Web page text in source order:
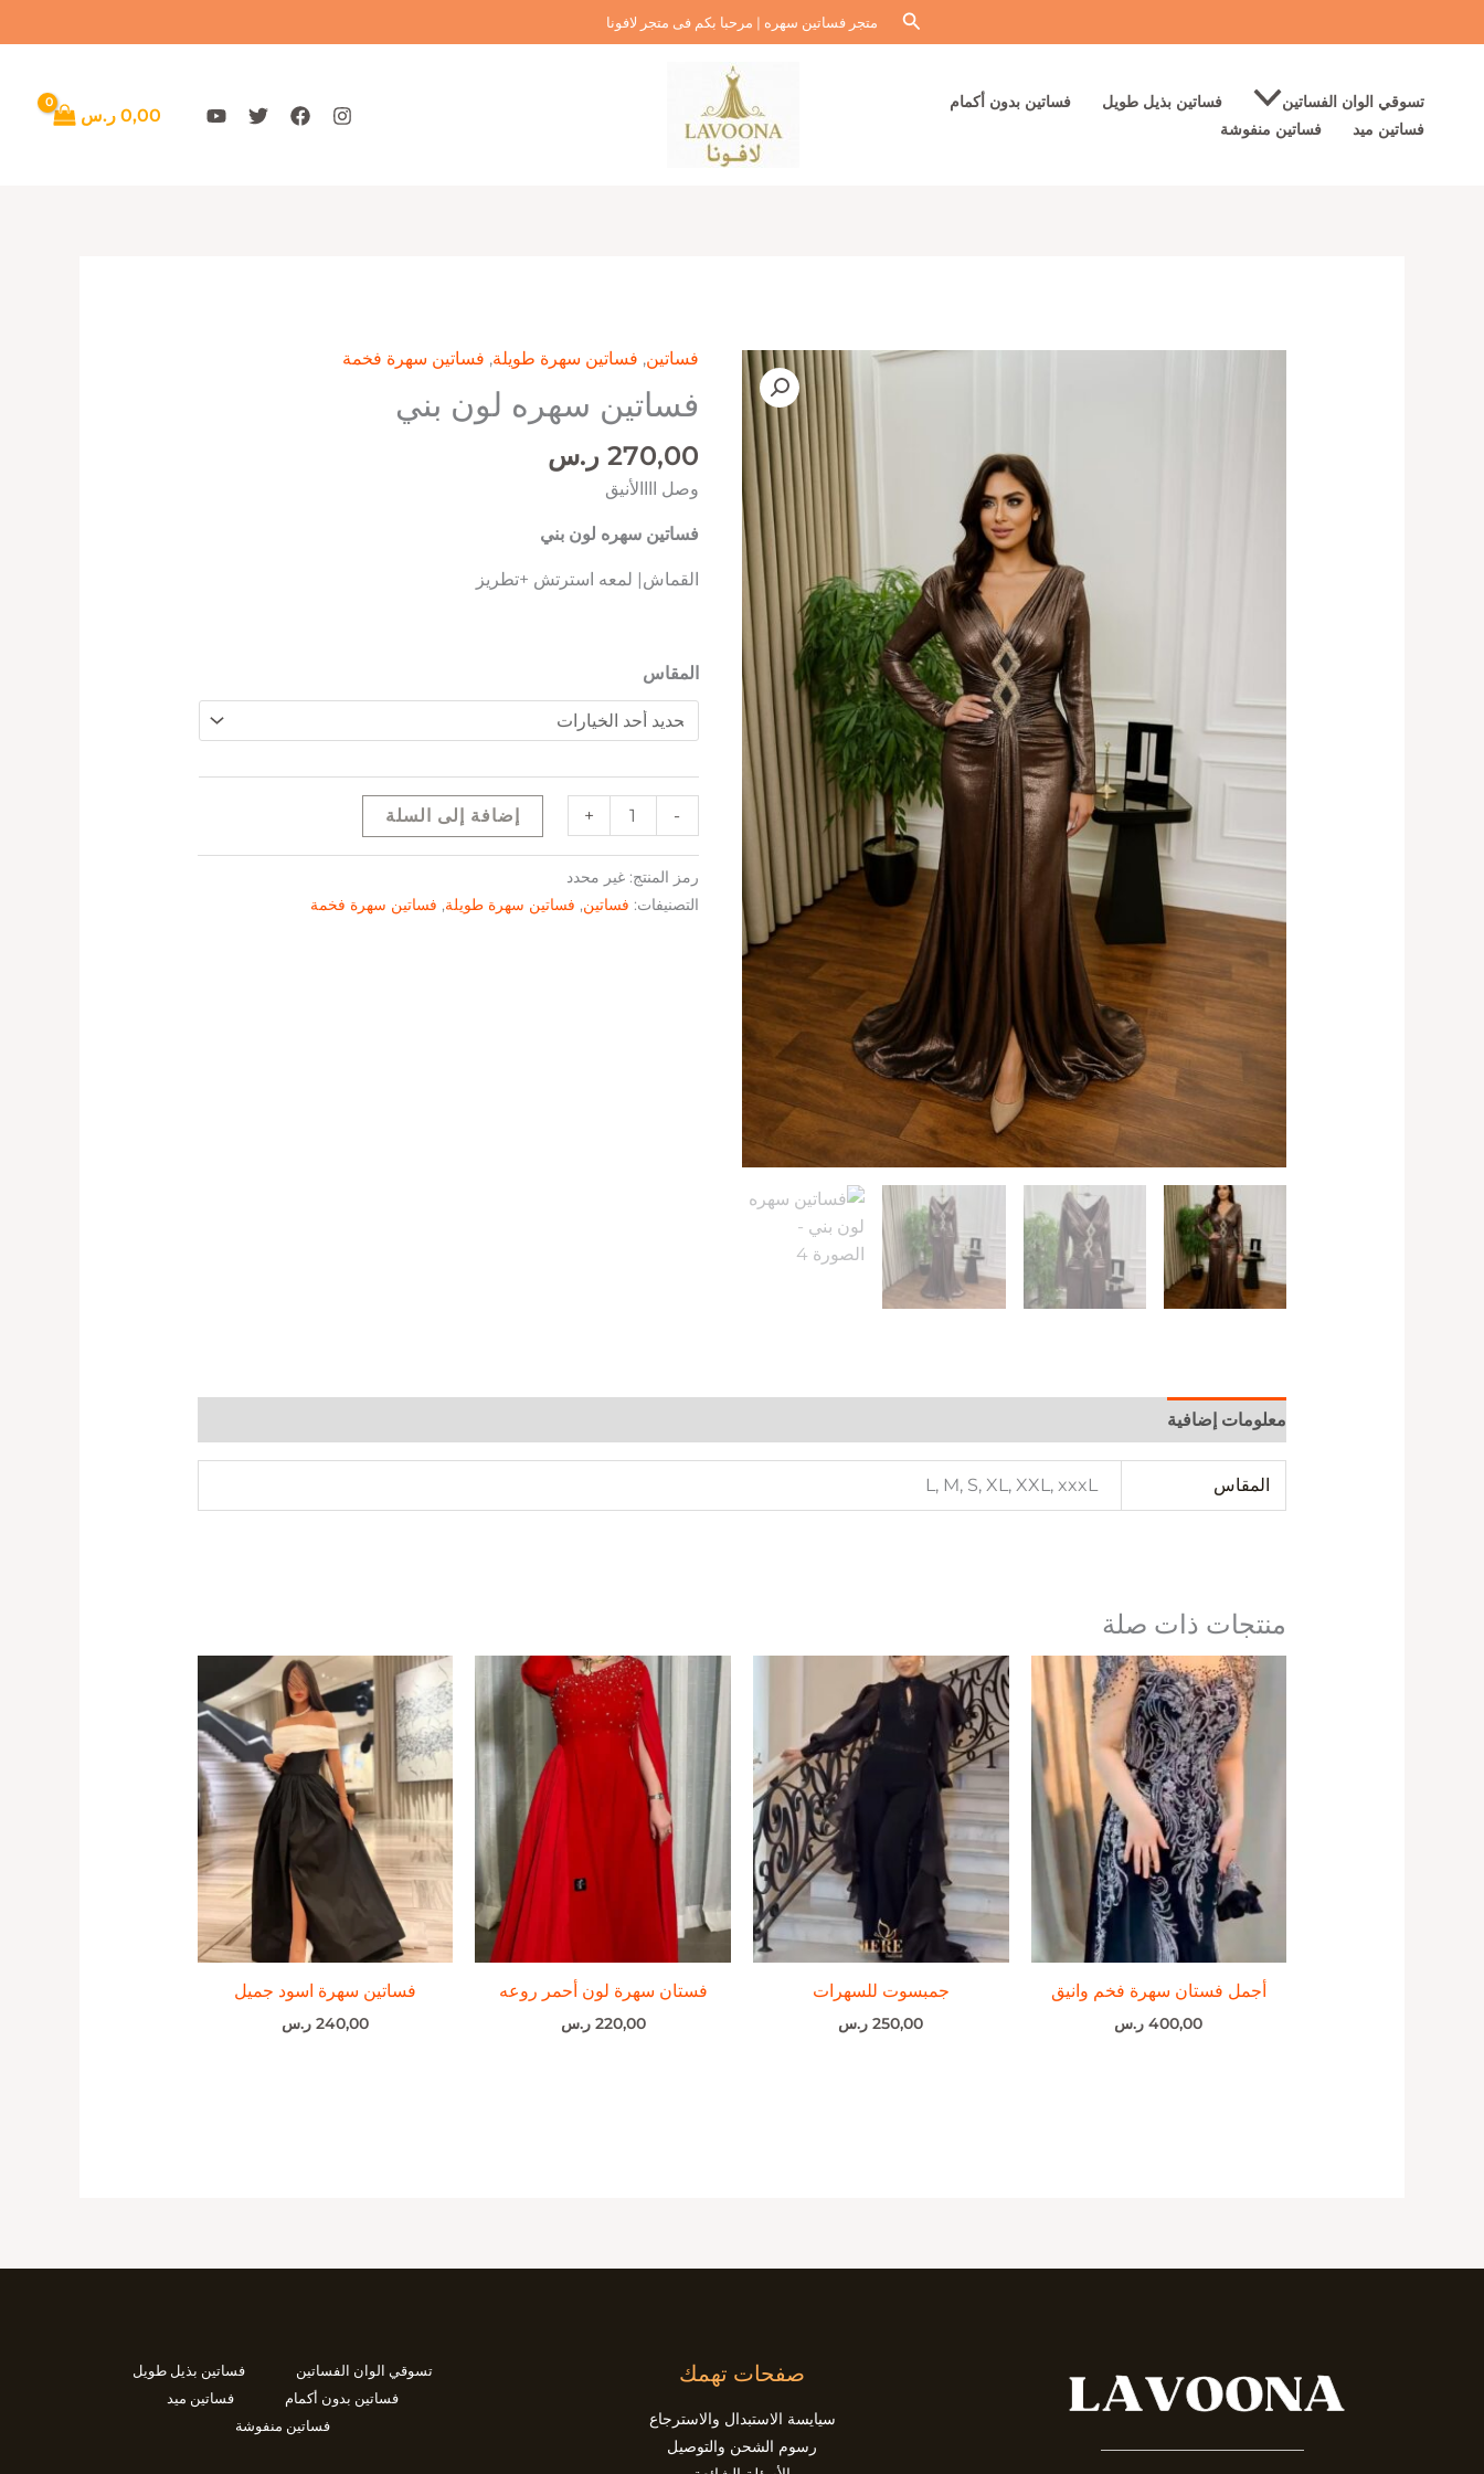
إلى
البحثمتجر فساتين سهره | مرحبا بكم فى متجر لافونا
تسوقي الوان الفساتين فساتين بذيل طويل
فساتين بدون أكمام
فساتين ميد
فساتين منفوشة
0,00 ر.س
فساتين, فساتين سهرة طويلة, فساتين سهرة فخمة
فساتين سهره لون بني
270,00 ر.س
وصل اااالأنيق
فساتين سهره لون بني
القماش| لمعه استرتش +تطريز
المقاس
-
+ إضافة إلى السلة
رمز المنتج:غير محدد
التصنيفات: فساتين, فساتين سهرة طويلة, فساتين سهرة فخمة
معلومات إضافية
المقاس L, M, S, XL, XXL, xxxL
منتجات ذات صلة
أجمل فستان سهرة فخم وانيق
400,00 ر.س
جمبسوت للسهرات
250,00 ر.س
فستان سهرة لون أحمر روعه
220,00 ر.س
فساتين سهرة اسود جميل
240,00 ر.س
صفحات تهمك
سيايسة الاستبدال والاسترجاع
رسوم الشحن والتوصيل
تسوقي الوان الفساتين
فساتين بذيل طويل
فساتين بدون أكمام
فساتين ميد
فساتين منفوشة